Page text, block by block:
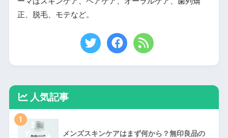
正、脱毛、モテなど。
人気記事
1
メンズスキンケアはまず何から？無印良品の